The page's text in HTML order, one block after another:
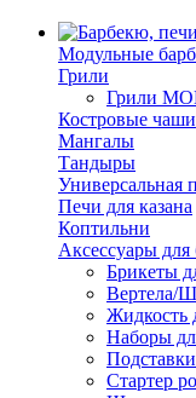
Модульные
Грили
Грили
Костровые чаши
Мангалы
Тандыры
Универсальная
Печи для казана
Коптильни
Аксессуары
Брикеты
Вертела/
Жидкость
Наборы
Стартер